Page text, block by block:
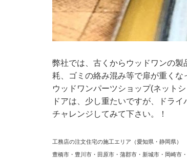
弊社では、古くからウッドワンの
耗、ゴミの絡み混み等で扉が重くな
ウッドワンパーツショップ(ネット
ドアは、少し重たいですが、ドラ
チャレンジしてみて下さい。！
工務店の注文住宅の施工エリア（愛知県・静岡県）
豊橋市・豊川市・田原市・蒲郡市・新城市・岡崎市